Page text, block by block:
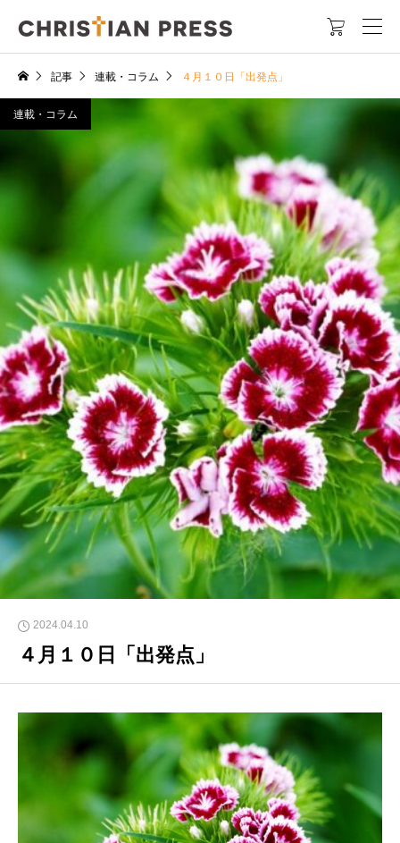

記事 連載・コラム ４月１０日「出発点」
連載・コラム
2024.04.10
４月１０日「出発点」